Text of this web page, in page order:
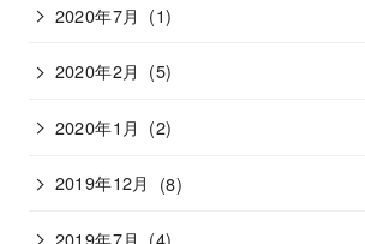
2020年7月 (1)
2020年2月 (5)
2020年1月 (2)
2019年12月 (8)
2019年7月 (4)